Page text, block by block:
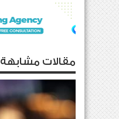
مقالات مشابهة